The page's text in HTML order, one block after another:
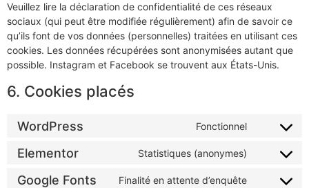
Veuillez lire la déclaration de confidentialité de ces réseaux
sociaux (qui peut être modifiée régulièrement) afin de savoir ce
qu’ils font de vos données (personnelles) traitées en utilisant ces
cookies. Les données récupérées sont anonymisées autant que
possible. Instagram et Facebook se trouvent aux États-Unis.
6. Cookies placés
WordPress Fonctionnel
Elementor Statistiques (anonymes)
Google Fonts Finalité en attente d’enquête